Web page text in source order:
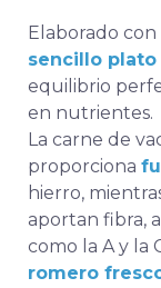
Elaborado
sencillo
equilibrio
en nutrientes.
La carne de
proporciona
hierro,
aportan fibra,
como la A y la
romero